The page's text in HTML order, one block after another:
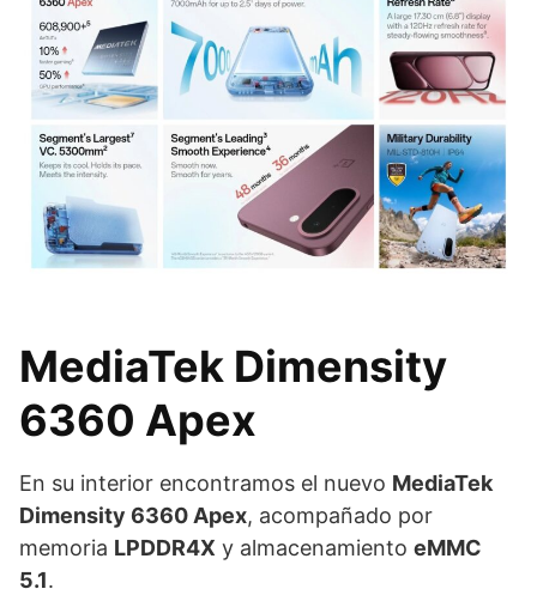
MediaTek Dimensity
6360 Apex
En su interior encontramos el nuevo MediaTek
Dimensity 6360 Apex, acompañado por
memoria LPDDR4X y almacenamiento eMMC
5.1.